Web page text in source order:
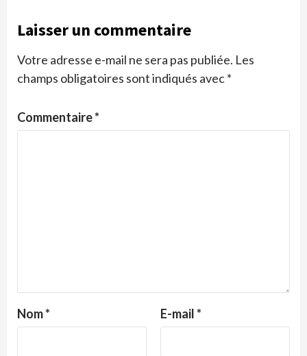
Laisser un commentaire
Votre adresse e-mail ne sera pas publiée. Les
champs obligatoires sont indiqués avec*
Commentaire*
Nom* E-mail*